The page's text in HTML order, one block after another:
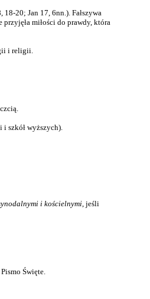
20; Jan 17, 6nn.). Fałszywa
miłości do prawdy, która
i religii.
szkół wyższych).
i kościelnymi, jeśli
Święte.